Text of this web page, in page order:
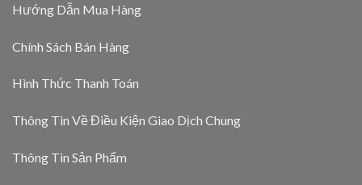
Hướng Dẫn Mua Hàng
Chính Sách Bán Hàng
Hình Thức Thanh Toán
Thông Tin Về Điều Kiện Giao Dịch Chung
Thông Tin Sản Phẩm